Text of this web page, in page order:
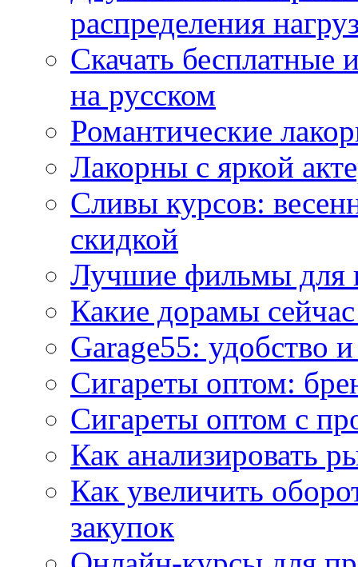
распределения
Скачать
на русском
Романтические
Лакорны с яркой
Сливы курсов:
скидкой
Лучшие фильмы для
Какие дорамы
Garage55: удобство
Сигареты оптом:
Сигареты оптом с
Как анализировать
Как увеличить
закупок